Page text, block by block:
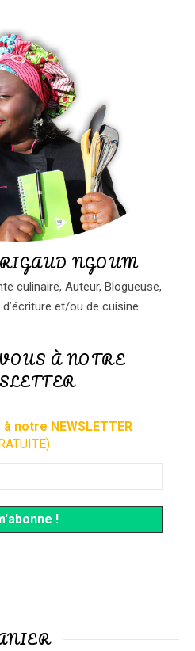
NGOUM
culinaire, Auteur, Blogueuse,
et/ou de cuisine.
À NOTRE
à notre NEWSLETTER